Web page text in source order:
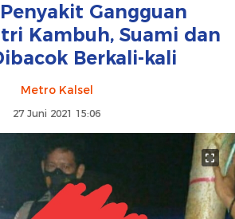
Gangguan
Kambuh, Suami dan
Berkali-kali
Metro Kalsel
27 Juni 2021 15:06